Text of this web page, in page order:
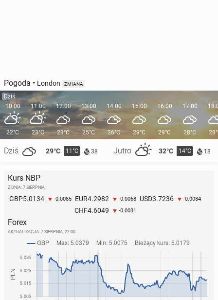
Pogoda • London ZMIANA
Dziś
10:00
22°C
Dziś 29°C 11°C 38 Jutro 32°C 14°C 18
11:00
23°C
12:00
23°C
13:00
25°C
14:00
26°C
15:00
29°C
16:00
29°C
17:00
28°C
Kurs NBP
Z DNIA: 7 SIERPNIA
GBP5.0134 -0.0085 EUR4.2982 -0.0068 USD3.7236 -0.0084
CHF4.6049 -0.0031
Forex
AKTUALIZACJA: 7 SIERPNIA, 22:00